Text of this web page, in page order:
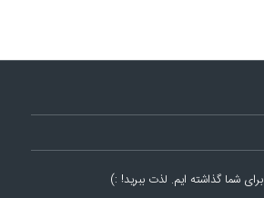
شما گذاشته ایم. لذت ببرید! :)